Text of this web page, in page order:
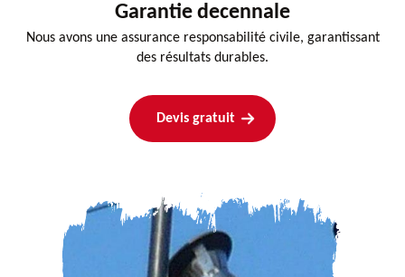
Garantie decennale
Nous avons une assurance responsabilité civile, garantissant
des résultats durables.
Devis gratuit